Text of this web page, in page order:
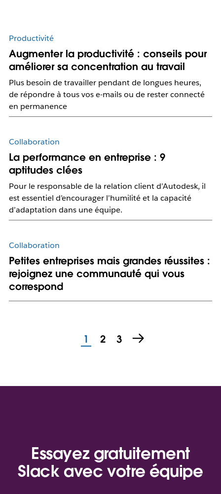
Productivité
Augmenter la productivité : conseils pour
améliorer sa concentration au travail
Plus besoin de travailler pendant de longues heures,
de répondre à tous vos e-mails ou de rester connecté
en permanence
Collaboration
La performance en entreprise : 9
aptitudes clées
Pour le responsable de la relation client d’Autodesk, il
est essentiel d’encourager l’humilité et la capacité
d’adaptation dans une équipe.
Collaboration
Petites entreprises mais grandes réussites :
rejoignez une communauté qui vous
correspond
1 2 3
Essayez gratuitement
Slack avec votre équipe